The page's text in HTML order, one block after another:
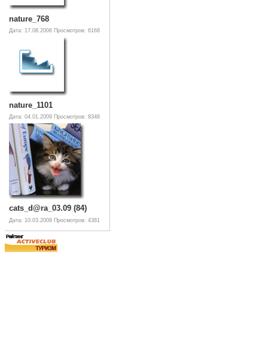
nature_768
Дата: 17.08.2006 Просмотров: 6168
nature_1101
Дата: 04.01.2009 Просмотров: 8348
cats_d@ra_03.09 (84)
Дата: 10.03.2009 Просмотров: 4381